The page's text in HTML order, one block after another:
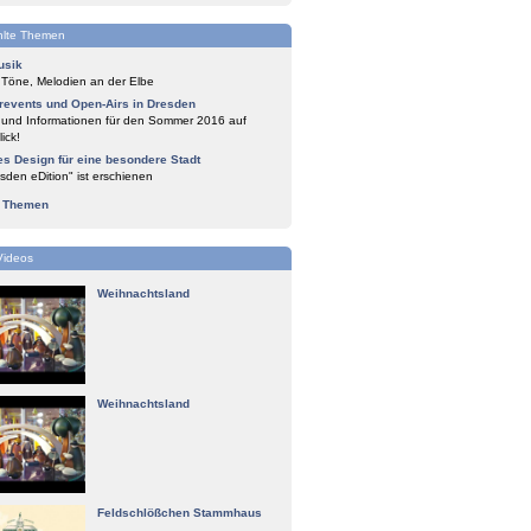
Themen
Melodien an der Elbe
und Open-Airs in Dresden
und Informationen für den Sommer 2016 auf
Design für eine besondere Stadt
eDition" ist erschienen
Weihnachtsland
Weihnachtsland
Feldschlößchen Stammhaus